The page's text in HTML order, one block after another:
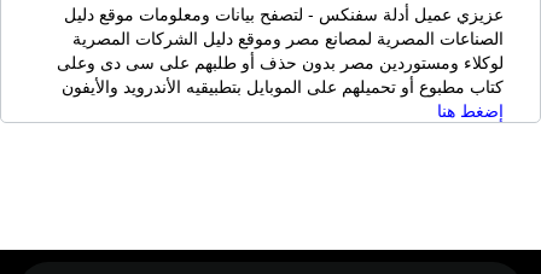
عزيزي عميل أدلة سفنكس - لتصفح بيانات ومعلومات موقع دليل
الصناعات المصرية لمصانع مصر وموقع دليل الشركات المصرية
لوكلاء ومستوردين مصر بدون حذف أو طلبهم على سى دى وعلى
كتاب مطبوع أو تحميلهم على الموبايل بتطبيقيه الأندرويد والأيفون
إضغط هنا